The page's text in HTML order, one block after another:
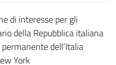
di interesse per gli
della Repubblica italiana
dell’Italia
York